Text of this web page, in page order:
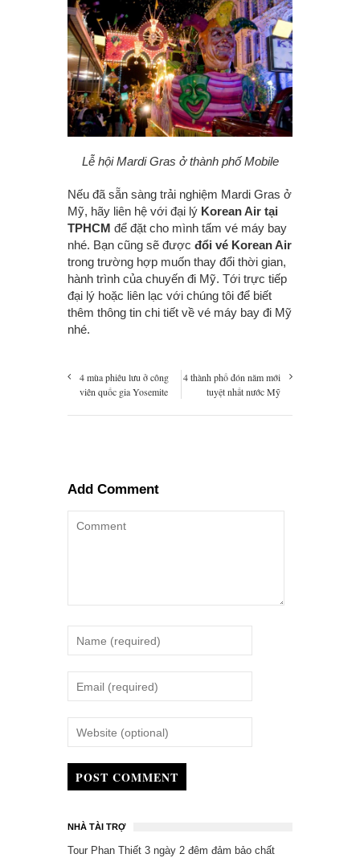
Lễ hội Mardi Gras ở thành phố Mobile
Nếu đã sẵn sàng trải nghiệm Mardi Gras ở
Mỹ, hãy liên hệ với đại lý Korean Air tại
TPHCM để đặt cho mình tấm vé máy bay
nhé. Bạn cũng sẽ được đổi vé Korean Air
trong trường hợp muốn thay đổi thời gian,
hành trình của chuyến đi Mỹ. Tới trực tiếp
đại lý hoặc liên lạc với chúng tôi để biết
thêm thông tin chi tiết về vé máy bay đi Mỹ
nhé.
4 mùa phiêu lưu ở công
viên quốc gia Yosemite
4 thành phố đón năm mới
tuyệt nhất nước Mỹ
Add Comment
POST COMMENT
NHÀ TÀI TRỢ
Tour Phan Thiết 3 ngày 2 đêm đảm bảo chất